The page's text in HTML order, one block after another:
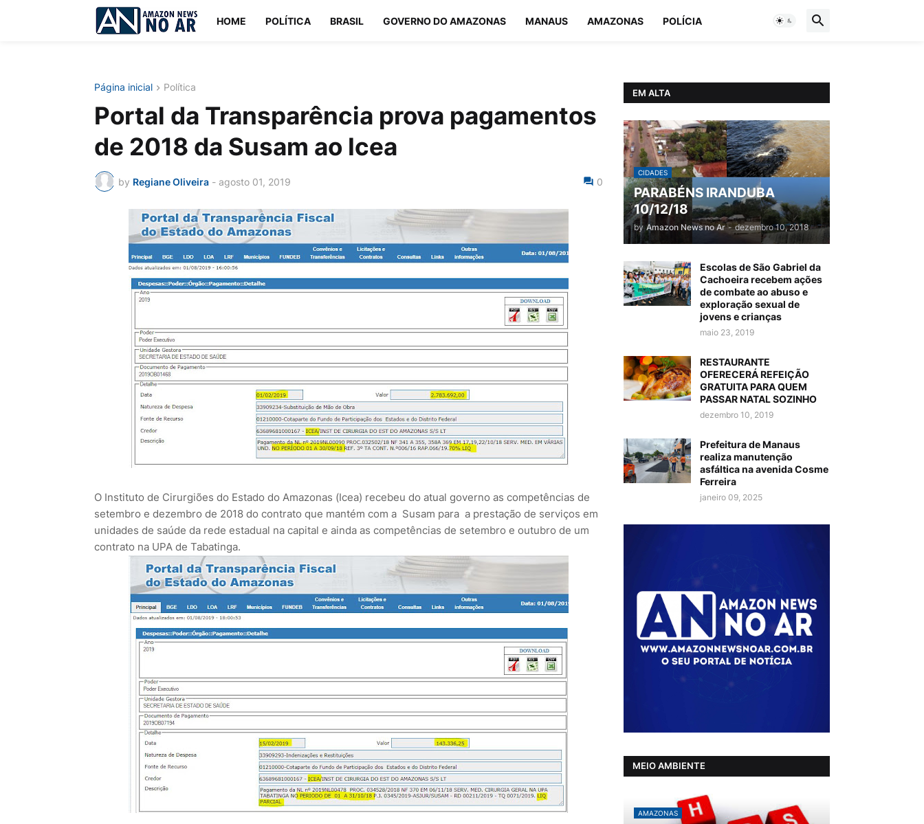
HOME POLÍTICA BRASIL GOVERNO DO AMAZONAS MANAUS AMAZONAS POLÍCIA
Página inicial Política
Portal da Transparência prova pagamentos
de 2018 da Susam ao Icea
by Regiane Oliveira - agosto 01, 2019 0
O Instituto de Cirurgiões do Estado do Amazonas (Icea) recebeu do atual governo as competências de
setembro e dezembro de 2018 do contrato que mantém com a Susam para a prestação de serviços em
unidades de saúde da rede estadual na capital e ainda as competências de setembro e outubro de um
contrato na UPA de Tabatinga.
EM ALTA
CIDADES
PARABÉNS IRANDUBA
10/12/18
by Amazon News no Ar - dezembro 10, 2018
Escolas de São Gabriel da
Cachoeira recebem ações
de combate ao abuso e
exploração sexual de
jovens e crianças
maio 23, 2019
RESTAURANTE
OFERECERÁ REFEIÇÃO
GRATUITA PARA QUEM
PASSAR NATAL SOZINHO
dezembro 10, 2019
Prefeitura de Manaus
realiza manutenção
asfáltica na avenida Cosme
Ferreira
janeiro 09, 2025
MEIO AMBIENTE
AMAZONAS